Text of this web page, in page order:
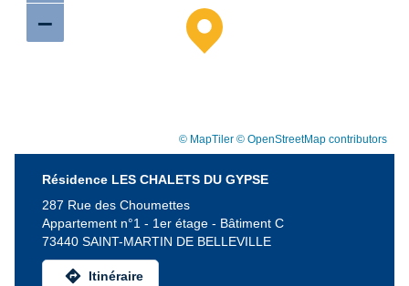
–
© MapTiler © OpenStreetMap contributors
Résidence LES CHALETS DU GYPSE
287 Rue des Choumettes
Appartement n°1 - 1er étage - Bâtiment C
73440 SAINT-MARTIN DE BELLEVILLE
directions Itinéraire